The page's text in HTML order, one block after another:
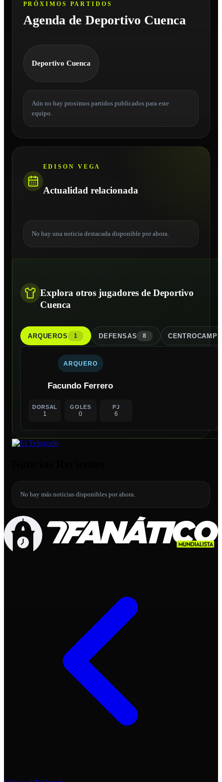
PRÓXIMOS PARTIDOS
Agenda de Deportivo Cuenca
Deportivo Cuenca
Aún no hay proximos partidos publicados para este
equipo.
EDISON VEGA
Actualidad relacionada
No hay una noticia destacada disponible por ahora.
Explora otros jugadores de Deportivo
Cuenca
ARQUEROS 1 DEFENSAS 8
ARQUERO
Facundo Ferrero
DORSAL
1
GOLES
0
PJ
6
No hay más noticias disponibles por ahora.